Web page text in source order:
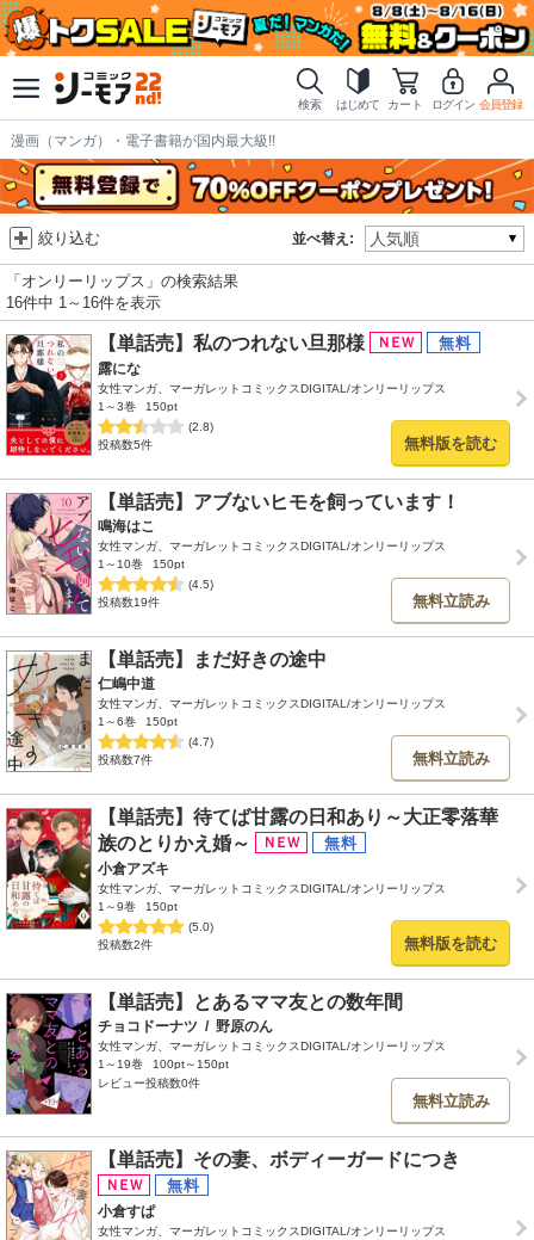
検索 はじめて カート ログイン 会員登録
漫画（マンガ）・電子書籍が国内最大級!!
並べ替え:
絞り込む
「オンリーリップス」の検索結果
16件中 1～16件を表示
【単話売】私のつれない旦那様
露にな
女性マンガ、マーガレットコミックスDIGITAL/オンリーリップス
1～3巻
150pt
(2.8)
投稿数5件
無料版を読む
【単話売】アブないヒモを飼っています！
鳴海はこ
女性マンガ、マーガレットコミックスDIGITAL/オンリーリップス
1～10巻
150pt
(4.5)
投稿数19件
無料立読み
【単話売】まだ好きの途中
仁嶋中道
女性マンガ、マーガレットコミックスDIGITAL/オンリーリップス
1～6巻
150pt
(4.7)
投稿数7件
無料立読み
【単話売】待てば甘露の日和あり～大正零落華
族のとりかえ婚～
小倉アズキ
女性マンガ、マーガレットコミックスDIGITAL/オンリーリップス
1～9巻
150pt
(5.0)
投稿数2件
無料版を読む
【単話売】とあるママ友との数年間
チョコドーナツ / 野原のん
女性マンガ、マーガレットコミックスDIGITAL/オンリーリップス
1～19巻
100pt～150pt
レビュー投稿数0件
無料立読み
【単話売】その妻、ボディーガードにつき
小倉すぱ
女性マンガ、マーガレットコミックスDIGITAL/オンリーリップス